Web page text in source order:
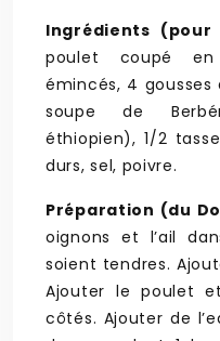
Ingrédients
poulet coupé
émincés, 4 gousses
soupe de
éthiopien), 1/2
durs, sel, poivre.
Préparation (du
oignons et l’ail
soient tendres.
Ajouter le poulet
côtés. Ajouter de